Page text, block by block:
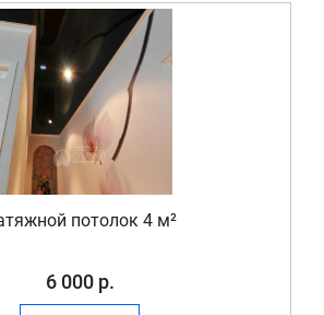
потолок 4 м²
6 000 р.